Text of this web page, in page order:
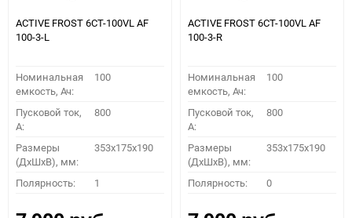
ПОДОБРАТЬ
ACTIVE FROST 6СТ-100VL АF
100-3-L
Номинальная
емкость, Ач:
100
Пусковой ток,
A:
800
Размеры
(ДхШхВ), мм:
353x175x190
Полярность: 1
ACTIVE FROST 6СТ-100VL АF
100-3-R
Номинальная
емкость, Ач:
100
Пусковой ток,
A:
800
Размеры
(ДхШхВ), мм:
353x175x190
Полярность: 0